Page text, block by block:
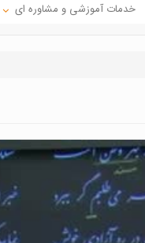
خدمات آموزشی و مشاوره ای